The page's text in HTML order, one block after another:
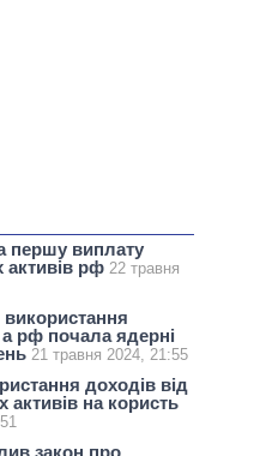
першу виплату
активів рф 22 травня
а рф почала ядерні
21 травня 2024, 21:55
доходів від
активів на користь
закон про